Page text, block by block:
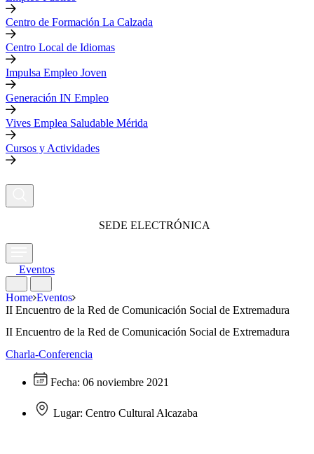
Centro de Formación La Calzada
Centro Local de Idiomas
Impulsa Empleo Joven
Generación IN Empleo
Vives Emplea Saludable Mérida
Cursos y Actividades
SEDE ELECTRÓNICA
Eventos
Home Eventos
II Encuentro de la Red de Comunicación Social de Extremadura
II Encuentro de la Red de Comunicación Social de Extremadura
Charla-Conferencia
Fecha: 06 noviembre 2021
Lugar: Centro Cultural Alcazaba